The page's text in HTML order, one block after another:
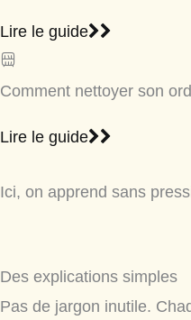
Lire le guide
Comment nettoyer son
Lire le guide
Ici, on apprend sans
Des explications simples
Pas de jargon inutile.